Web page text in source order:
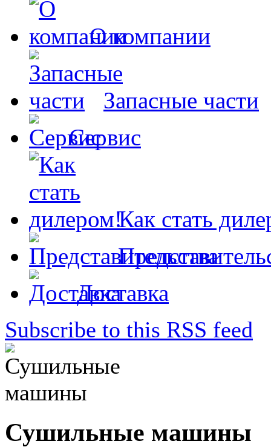
О компании
Запасные части
Сервис
Как стать
Доставка
Subscribe to this RSS feed
Сушильные машины